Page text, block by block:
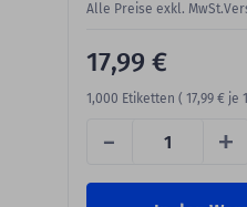
Alle Preise exkl. MwSt.
- +
17,99 €
1,000 Etiketten ( 17,99 € je